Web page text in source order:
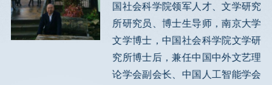
国社会科学院领军人才、文学研究
所研究员、博士生导师，南京大学
文学博士，中国社会科学院文学研
究所博士后，兼任中国中外文艺理
论学会副会长、中国人工智能学会